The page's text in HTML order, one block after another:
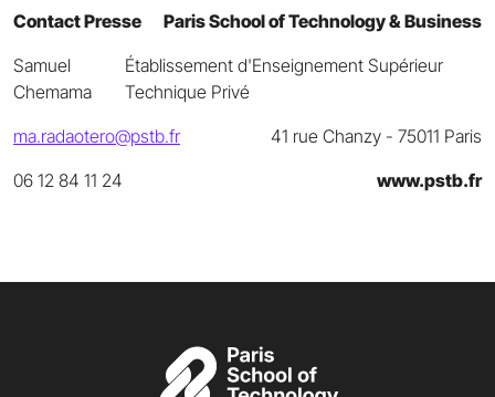
Contact Presse
Paris School of Technology & Business
Samuel
Chemama
Établissement d'Enseignement Supérieur
Technique Privé
ma.radaotero@pstb.fr
41 rue Chanzy - 75011 Paris
06 12 84 11 24
www.pstb.fr